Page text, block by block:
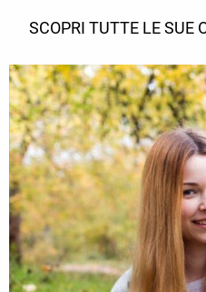
SCOPRI TUTTE LE SUE